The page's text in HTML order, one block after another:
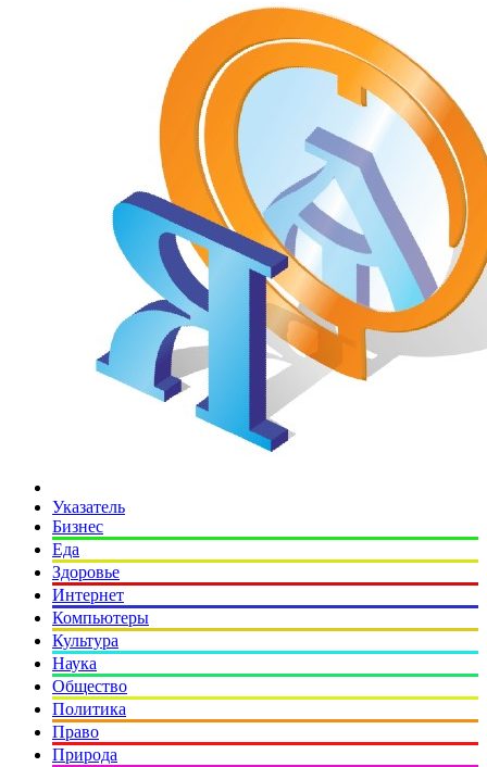
Указатель
Бизнес
Еда
Здоровье
Интернет
Компьютеры
Культура
Наука
Общество
Политика
Право
Природа